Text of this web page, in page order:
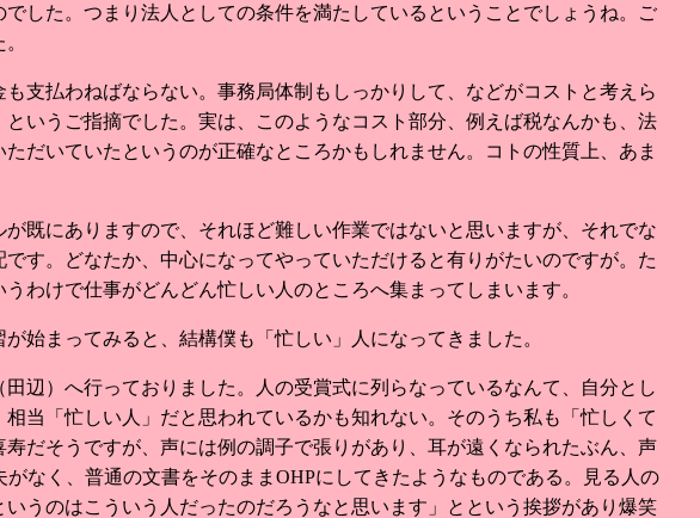
した。つまり法人としての条件を満たしているということでしょうね。ご
支払わねばならない。事務局体制もしっかりして、などがコストと考えら
いうご指摘でした。実は、このようなコスト部分、例えば税なんかも、法
だいていたというのが正確なところかもしれません。コトの性質上、あま
既にありますので、それほど難しい作業ではないと思いますが、それでな
す。どなたか、中心になってやっていただけると有りがたいのですが。た
わけで仕事がどんどん忙しい人のところへ集まってしまいます。
始まってみると、結構僕も「忙しい」人になってきました。
辺）へ行っておりました。人の受賞式に列らなっているなんて、自分とし
当「忙しい人」だと思われているかも知れない。そのうち私も「忙しくて
だそうですが、声には例の調子で張りがあり、耳が遠くなられたぶん、声
なく、普通の文書をそのままOHPにしてきたようなものである。見る人の
うのはこういう人だったのだろうなと思います」とという挨拶があり爆笑